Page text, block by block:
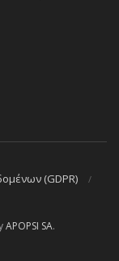
(GDPR)
APOPSI SA.